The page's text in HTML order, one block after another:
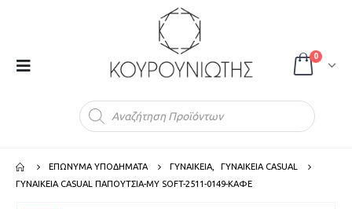
0
ΕΠΩΝΥΜΑ ΥΠΟΔΗΜΑΤΑ ΓΥΝΑΙΚΕΙΑ
ΓΥΝΑΙΚΕΙΑ CASUAL
ΓΥΝΑΙΚΕΙΑ CASUAL ΠΑΠΟΥΤΣΙΑ-MY SOFT-2511-0149-ΚΑΦΕ